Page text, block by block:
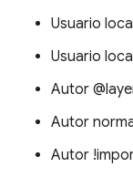
Usuario
Usuario
Autor
Autor
Autor